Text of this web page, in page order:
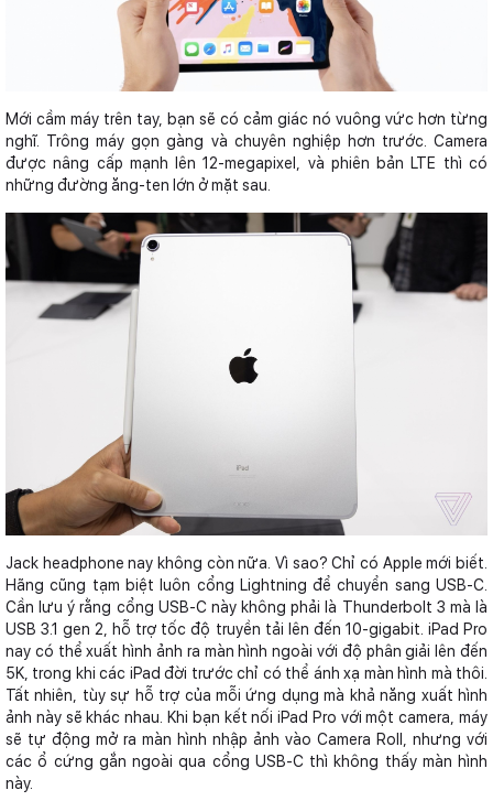
Mới cầm máy trên tay, bạn sẽ có cảm giác nó vuông vức hơn từng
nghĩ. Trông máy gọn gàng và chuyên nghiệp hơn trước. Camera
được nâng cấp mạnh lên 12-megapixel, và phiên bản LTE thì có
những đường ăng-ten lớn ở mặt sau.
Jack headphone nay không còn nữa. Vì sao? Chỉ có Apple mới biết.
Hãng cũng tạm biệt luôn cổng Lightning để chuyển sang USB-C.
Cần lưu ý rằng cổng USB-C này không phải là Thunderbolt 3 mà là
USB 3.1 gen 2, hỗ trợ tốc độ truyền tải lên đến 10-gigabit. iPad Pro
nay có thể xuất hình ảnh ra màn hình ngoài với độ phân giải lên đến
5K, trong khi các iPad đời trước chỉ có thể ánh xạ màn hình mà thôi.
Tất nhiên, tùy sự hỗ trợ của mỗi ứng dụng mà khả năng xuất hình
ảnh này sẽ khác nhau. Khi bạn kết nối iPad Pro với một camera, máy
sẽ tự động mở ra màn hình nhập ảnh vào Camera Roll, nhưng với
các ổ cứng gắn ngoài qua cổng USB-C thì không thấy màn hình
này.